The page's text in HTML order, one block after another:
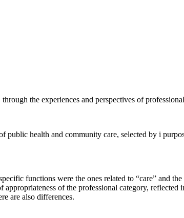
the experiences and perspectives of
health and community care, selected by i
functions were the ones related to “care” and
of the professional category, reflected
are also differences.